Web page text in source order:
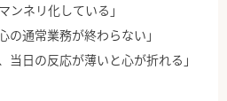
ンネリ化している」
の通常業務が終わらない」
当日の反応が薄いと心が折れる」